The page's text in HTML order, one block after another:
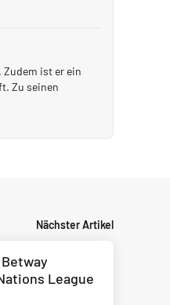
ist er ein
Zu seinen
Nächster Artikel
League